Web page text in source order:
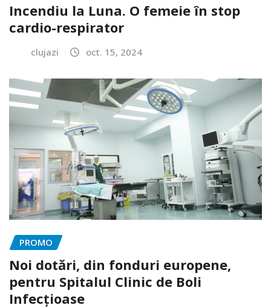
Incendiu la Luna. O femeie în stop
cardio-respirator
clujazi oct. 15, 2024
PROMO
Noi dotări, din fonduri europene,
pentru Spitalul Clinic de Boli
Infecțioase